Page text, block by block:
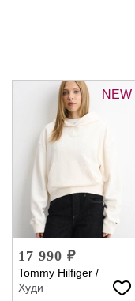
NEW
17 990 ₽
Tommy Hilfiger /
Худи